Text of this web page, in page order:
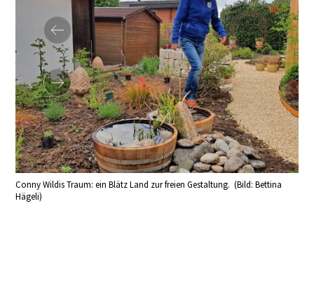
Conny Wildis Traum: ein Blätz Land zur freien Gestaltung. (Bild: Bettina
Hägeli)